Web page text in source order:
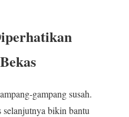
gampang susah.
selanjutnya bikin bantu